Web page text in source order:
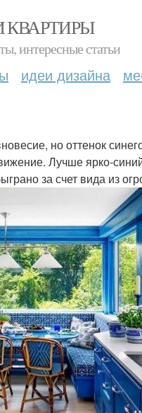
КВАРТИРЫ
интересные статьи
идеи дизайна
но оттенок
Лучше ярко-
за счет вида из